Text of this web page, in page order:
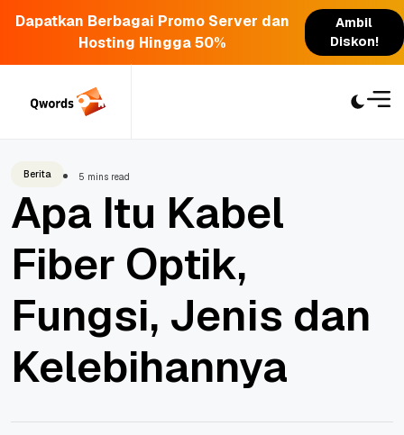
Dapatkan Berbagai Promo Server dan
Hosting Hingga 50%
Ambil
Diskon!
Berita 5 mins read
Apa Itu Kabel
Fiber Optik,
Fungsi, Jenis dan
Kelebihannya